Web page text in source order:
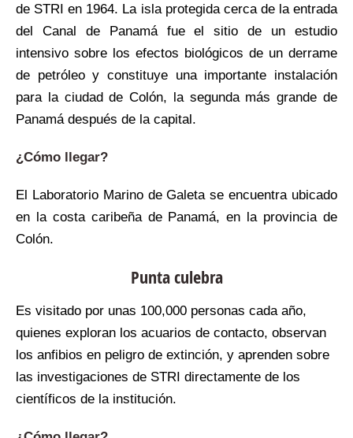
de STRI en 1964. La isla protegida cerca de la entrada
del Canal de Panamá fue el sitio de un estudio
intensivo sobre los efectos biológicos de un derrame
de petróleo y constituye una importante instalación
para la ciudad de Colón, la segunda más grande de
Panamá después de la capital.
¿Cómo llegar?
El Laboratorio Marino de Galeta se encuentra ubicado
en la costa caribeña de Panamá, en la provincia de
Colón.
Punta culebra
Es visitado por unas 100,000 personas cada año,
quienes exploran los acuarios de contacto, observan
los anfibios en peligro de extinción, y aprenden sobre
las investigaciones de STRI directamente de los
científicos de la institución.